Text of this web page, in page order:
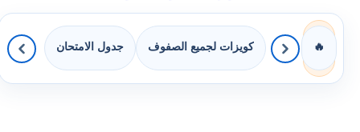
🔥 كويزات لجميع الصفوف جدول الامتحان